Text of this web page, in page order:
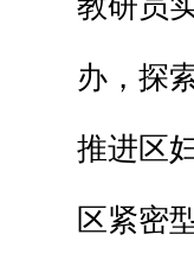
办，探
推进区
区紧密